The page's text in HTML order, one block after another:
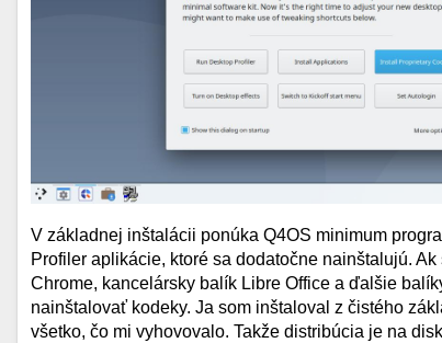
V základnej inštalácii ponúka Q4OS minimum
Profiler aplikácie, ktoré sa dodatočne nainštalujú.
Chrome, kancelársky balík Libre Office a ďalšie
nainštalovať kodeky. Ja som inštaloval z čistého
všetko, čo mi vyhovovalo. Takže distribúcia je na